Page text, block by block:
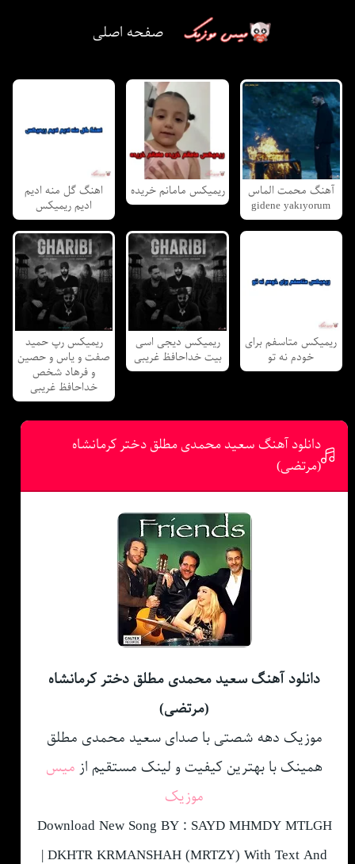
صفحه اصلی
آهنگ محمت الماس
gidene yakıyorum
ریمیکس مامانم خریده
اهنگ گل منه ادیم
ادیم ریمیکس
ریمیکس متاسفم برای
خودم نه تو
ریمیکس دیجی اسی
بیت خداحافظ غریبی
ریمیکس رپ حمید
صفت و یاس و حصین
و فرهاد شخص
خداحافظ غریبی
دانلود آهنگ سعید محمدی مطلق دختر کرمانشاه
(مرتضی)
دانلود آهنگ سعید محمدی مطلق دختر کرمانشاه
(مرتضی)
موزیک دهه شصتی با صدای سعید محمدی مطلق
همینک با بهترین کیفیت و لینک مستقیم از میس
موزیک
Download New Song BY : SAYD MHMDY MTLGH
| DKHTR KRMANSHAH (MRTZY) With Text And